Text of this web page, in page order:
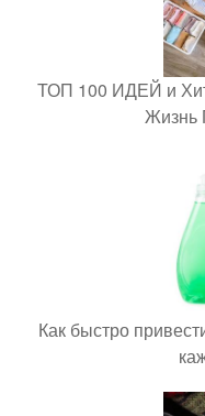
ТОП 100 ИДЕЙ и
Жизнь
Как быстро